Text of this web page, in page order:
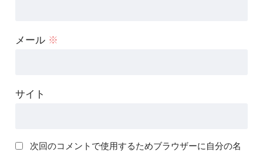
メール ※
サイト
次回のコメントで使用するためブラウザーに自分の名